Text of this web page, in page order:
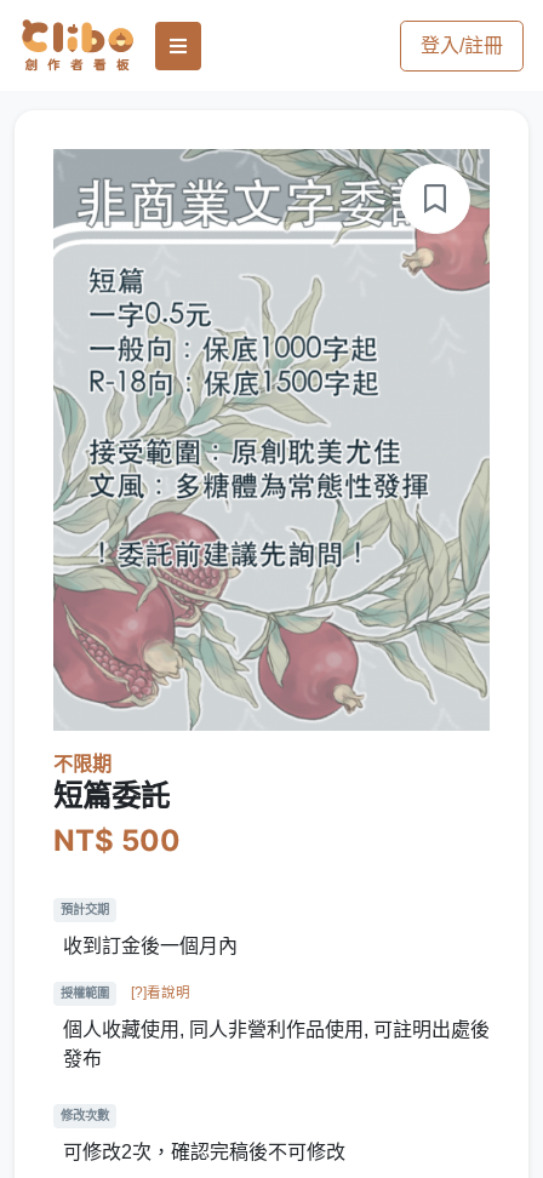
登入/註冊
不限期
短篇委託
NT$ 500
預計交期
收到訂金後一個月內
授權範圍 [?]看說明
個人收藏使用, 同人非營利作品使用, 可註明出處後
發布
修改次數
可修改2次，確認完稿後不可修改